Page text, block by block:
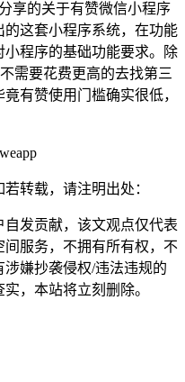
的关于有赞微信小程序
这套小程序系统，在功能
程序的基础功能要求。除
需要花费更高的去找第三
有赞使用门槛确实很低，
转载，请注明出处：
发贡献，该文观点仅代表
服务，不拥有所有权，不
嫌抄袭侵权/违法违规的
，本站将立刻删除。